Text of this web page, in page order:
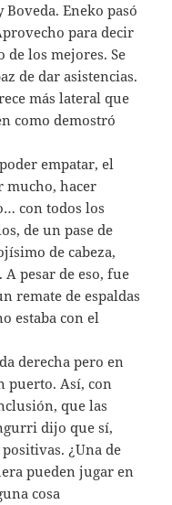
Eneko pasó
para decir
de los mejores. Se
de dar asistencias.
más lateral que
como demostró
empatar, el
mucho, hacer
con todos los
de un pase de
de cabeza,
pesar de eso, fue
remate de espaldas
estaba con el
derecha pero en
puerto. Así, con
que las
dijo que sí,
¿Una de
pueden jugar en
cosa